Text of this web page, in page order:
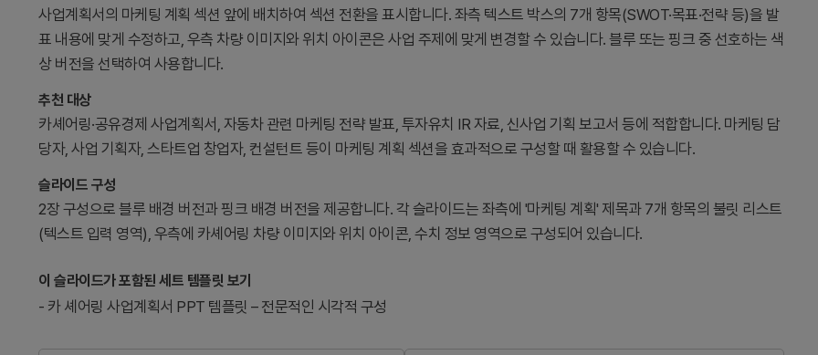
사업계획서의 마케팅 계획 섹션 앞에 배치하여 섹션 전환을 표시합니다. 좌측 텍스트 박스의 7개 항목(SWOT·목표·전략 등)을 발
표 내용에 맞게 수정하고, 우측 차량 이미지와 위치 아이콘은 사업 주제에 맞게 변경할 수 있습니다. 블루 또는 핑크 중 선호하는 색
상 버전을 선택하여 사용합니다.
추천 대상
카셰어링·공유경제 사업계획서, 자동차 관련 마케팅 전략 발표, 투자유치 IR 자료, 신사업 기획 보고서 등에 적합합니다. 마케팅 담
당자, 사업 기획자, 스타트업 창업자, 컨설턴트 등이 마케팅 계획 섹션을 효과적으로 구성할 때 활용할 수 있습니다.
슬라이드 구성
2장 구성으로 블루 배경 버전과 핑크 배경 버전을 제공합니다. 각 슬라이드는 좌측에 '마케팅 계획' 제목과 7개 항목의 불릿 리스트
(텍스트 입력 영역), 우측에 카셰어링 차량 이미지와 위치 아이콘, 수치 정보 영역으로 구성되어 있습니다.
이 슬라이드가 포함된 세트 템플릿 보기
- 카 셰어링 사업계획서 PPT 템플릿 – 전문적인 시각적 구성